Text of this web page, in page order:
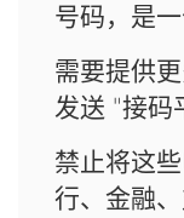
号码，是
需要提供
发送 "接码
禁止将这
行、金融